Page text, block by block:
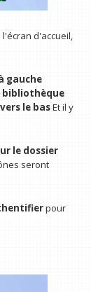
d'accueil,
gauche
bibliothèque
le basEt il y
le dossier
seront
pour